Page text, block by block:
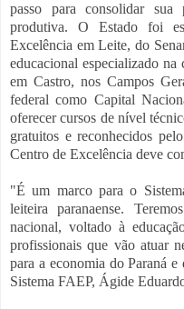
passo para consolidar sua
produtiva. O Estado foi
Excelência em Leite, do
educacional especializado
em Castro, nos Campos
federal como Capital
oferecer cursos de nível
gratuitos e reconhecidos
Centro de Excelência deve
"É um marco para o
leiteira paranaense.
nacional, voltado à
profissionais que vão atuar
para a economia do Paraná
Sistema FAEP, Ágide